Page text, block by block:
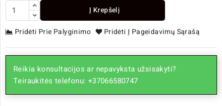
Į Krepšelį
Pridėti Prie Palyginimo Pridėti Į Pageidavimų Sąrašą
Reikia konsultacijos ar nepavyksta užsisakyti?
Teiraukitės telefonu: +37066580747